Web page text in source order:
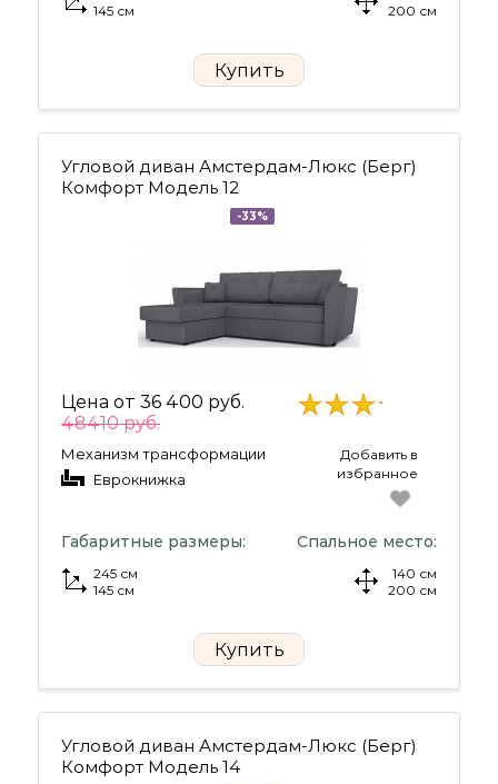
145 см
200 см
Купить
Угловой диван Амстердам-Люкс (Берг)
Комфорт Модель 12
-33%
Цена от 36 400 руб.
48410 руб.
Механизм трансформации
Еврокнижка
Добавить в
избранное
Габаритные размеры:
245 см
145 см
Спальное место:
140 см
200 см
Купить
Угловой диван Амстердам-Люкс (Берг)
Комфорт Модель 14